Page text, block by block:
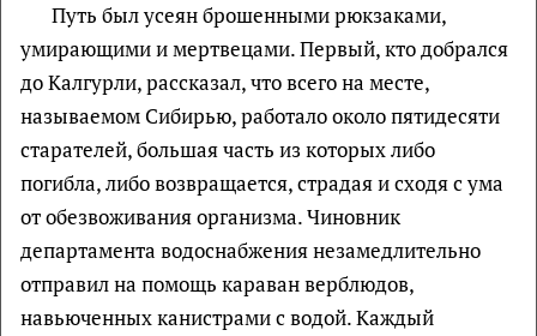
Путь был усеян брошенными рюкзаками,
умирающими и мертвецами. Первый, кто добрался
до Калгурли, рассказал, что всего на месте,
называемом Сибирью, работало около пятидесяти
старателей, большая часть из которых либо
погибла, либо возвращается, страдая и сходя с ума
от обезвоживания организма. Чиновник
департамента водоснабжения незамедлительно
отправил на помощь караван верблюдов,
навьюченных канистрами с водой. Каждый